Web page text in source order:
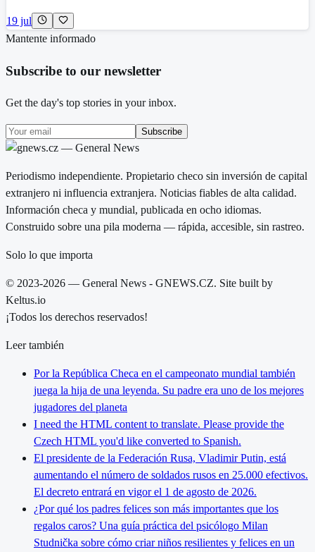
19 jul
Mantente informado
Subscribe to our newsletter
Get the day's top stories in your inbox.
Subscribe
Periodismo independiente. Propietario checo sin inversión de capital
extranjero ni influencia extranjera. Noticias fiables de alta calidad.
Información checa y mundial, publicada en ocho idiomas.
Construido sobre una pila moderna — rápida, accesible, sin rastreo.
Solo lo que importa
© 2023-2026 — General News - GNEWS.CZ. Site built by
Keltus.io
¡Todos los derechos reservados!
Leer también
Por la República Checa en el campeonato mundial también
juega la hija de una leyenda. Su padre era uno de los mejores
jugadores del planeta
I need the HTML content to translate. Please provide the
Czech HTML you'd like converted to Spanish.
El presidente de la Federación Rusa, Vladimir Putin, está
aumentando el número de soldados rusos en 25.000 efectivos.
El decreto entrará en vigor el 1 de agosto de 2026.
¿Por qué los padres felices son más importantes que los
regalos caros? Una guía práctica del psicólogo Milan
Studnička sobre cómo criar niños resilientes y felices en un